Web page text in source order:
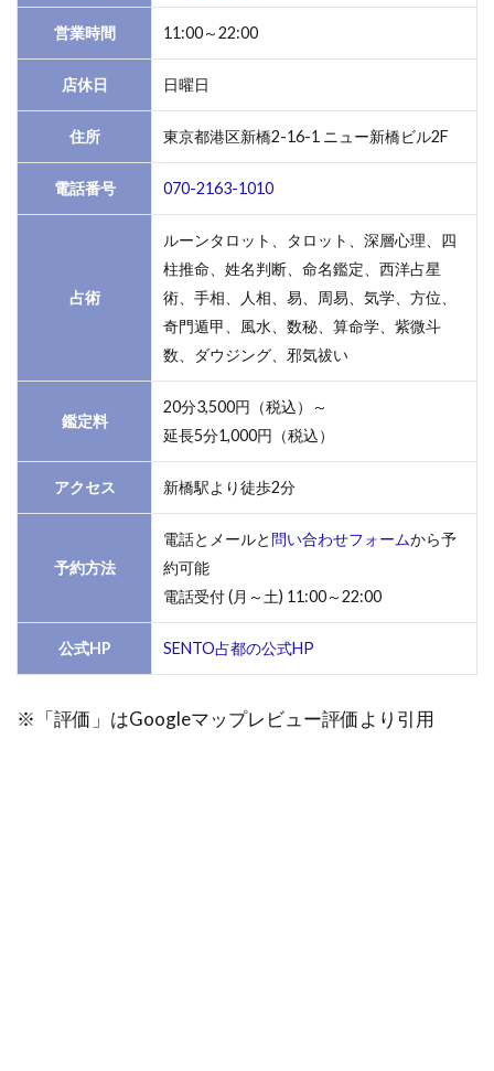
営業時間 11:00～22:00
店休日 日曜日
住所 東京都港区新橋2-16-1 ニュー新橋ビル2F
電話番号 070-2163-1010
占術
ルーンタロット、タロット、深層心理、四
柱推命、姓名判断、命名鑑定、西洋占星
術、手相、人相、易、周易、気学、方位、
奇門遁甲、風水、数秘、算命学、紫微斗
数、ダウジング、邪気祓い
鑑定料
20分3,500円（税込）～
延長5分1,000円（税込）
アクセス 新橋駅より徒歩2分
予約方法
電話とメールと 問い合わせフォームから予
約可能
電話受付 (月～土) 11:00～22:00
公式HP SENTO占都の公式HP
※「評価」はGoogleマップレビュー評価より引用